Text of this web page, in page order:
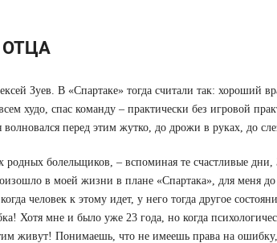
Зуев. В «Спартаке» тогда считали так: хороший
худо, спас команду – практически без игровой
перед этим жутко, до дрожи в руках, до
родных болельщиков, – вспоминая те счастливые дни,
в моей жизни в плане «Спартака», для меня до
человек к этому идет, у него тогда другое
Хотя мне и было уже 23 года, но когда
живут! Понимаешь, что не имеешь права на ошибку,